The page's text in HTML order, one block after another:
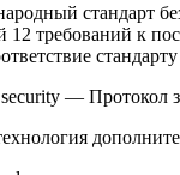
стандарт
12 требований к
— Протокол